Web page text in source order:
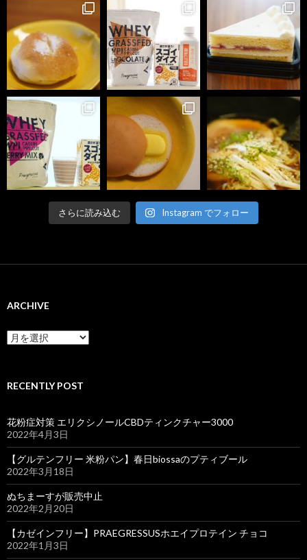
さらに読み込む Instagram でフォロー
ARCHIVE
ARCHIVE
RECENTLY POST
花粉症対策 エリクシノールCBDティンクチャー3000
2022年4月3日
【グルテンフリー 米粉パン】春日biossaのプティブール
2022年3月18日
ぬちまーすが販売中止
2022年2月20日
【カゼインフリー】PRAEGRESSUSホエイプロテイン チョコ
2022年1月3日